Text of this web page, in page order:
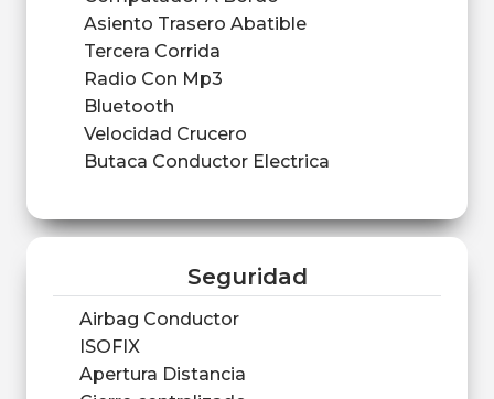
Asiento Trasero Abatible
Tercera Corrida
Radio Con Mp3
Bluetooth
Velocidad Crucero
Butaca Conductor Electrica
Seguridad
Airbag Conductor
ISOFIX
Apertura Distancia